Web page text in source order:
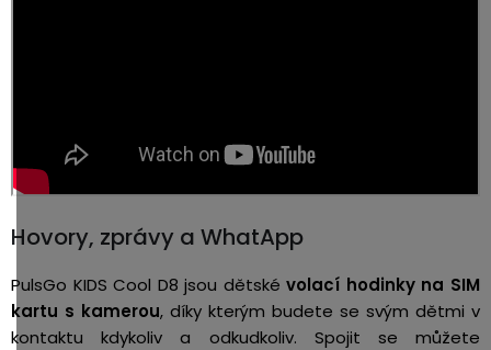
Hovory, zprávy a WhatApp
PulsGo KIDS Cool D8 jsou dětskévolací hodinky na SIM
kartu s kamerou, díky kterým budete se svým dětmi v
kontaktu kdykoliv a odkudkoliv. Spojit se můžete